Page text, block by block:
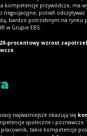
kompetencje przywódcze, ma
potrafi odczytywać
bardzo potrzebnym na rynku
w Grupie EBS.
procentowy wzrost
najważniejsze okazują się
społeczne i poznawcze.
takie kompetencje